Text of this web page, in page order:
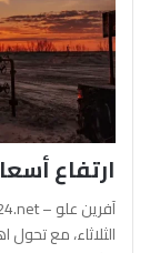
ارتفاع
الثلاثاء، مع